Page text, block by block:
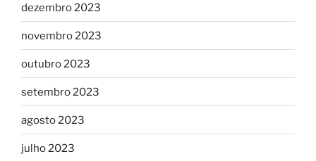
dezembro 2023
novembro 2023
outubro 2023
setembro 2023
agosto 2023
julho 2023